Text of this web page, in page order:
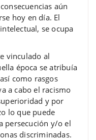
aún
hoy en día. El
se ocupa
vinculado al
época se atribuía
como rasgos
a cabo el racismo
y por
lo que puede
persecución y/o el
discriminadas.